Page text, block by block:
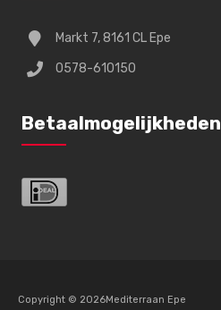
Markt 7, 8161 CL Epe
0578-610150
Betaalmogelijkheden
Copyright © 2026Mediterraan Epe